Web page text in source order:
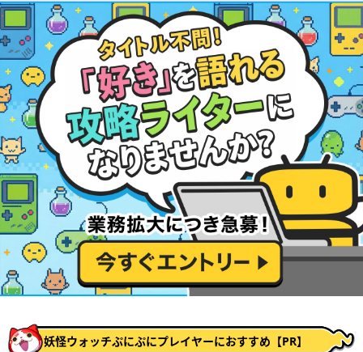
妖怪ウォッチぷにぷにプレイヤーにおすすめ【PR】